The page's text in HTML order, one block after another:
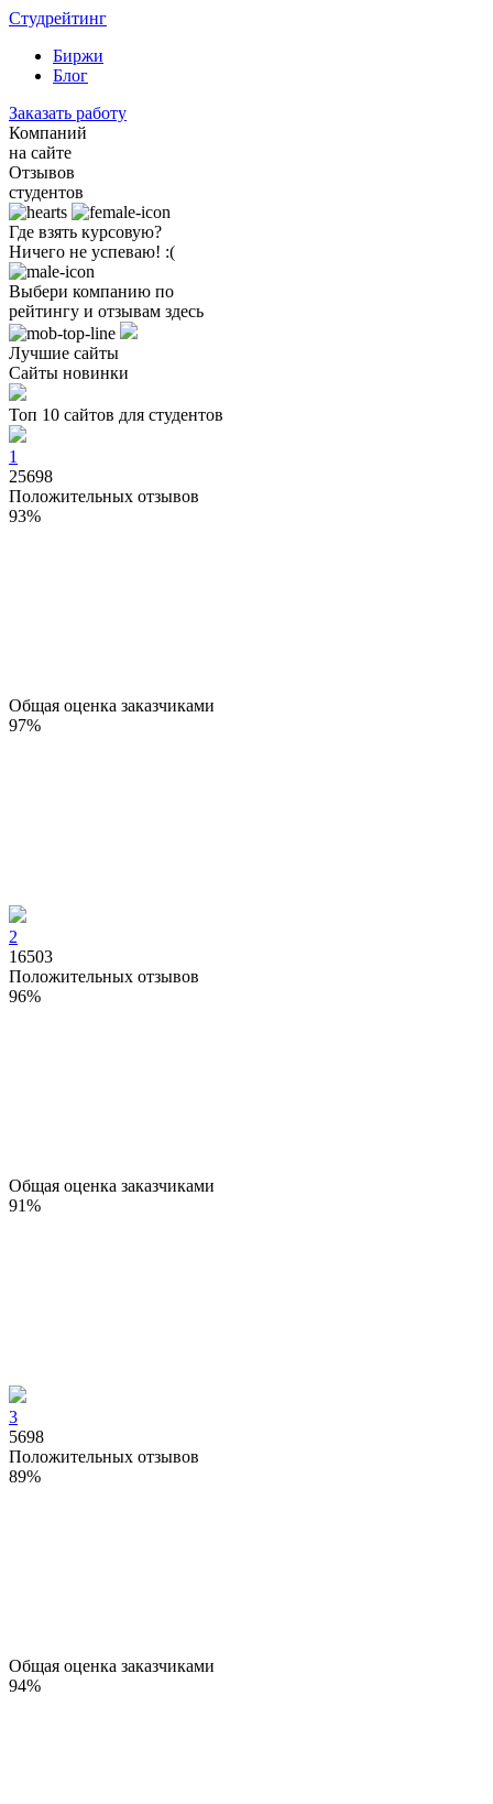
Студрейтинг
Биржи
Блог
Заказать работу
Компаний
на сайте
Отзывов
студентов
Где взять курсовую?
Ничего не успеваю! :(
Выбери компанию по
рейтингу и отзывам здесь
Лучшие сайты
Сайты новинки
Топ 10 сайтов для студентов
1
25698
Положительных отзывов
93%
Общая оценка заказчиками
97%
2
16503
Положительных отзывов
96%
Общая оценка заказчиками
91%
3
5698
Положительных отзывов
89%
Общая оценка заказчиками
94%